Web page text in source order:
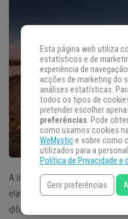
A infância é parte essencial
elas se tornarão no futuro; as
diferença naquilo que cada
Esta página web utiliza
estatísticos e de
experiência de
acções de marketing do
análises estatísticas.
todos os tipos de
pretender escolher
preferências. Pode
como usamos cookies na
WeMystice sobre como
utilizados para a
Política de Privacidade e
Gerir preferências